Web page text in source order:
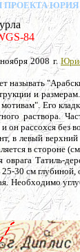
ПРОЕКТА
84
2008 г.
называть
и
Его
раствора.
он рассохся без
в левый
в стороне
Татиль-
30 см
Необходимо